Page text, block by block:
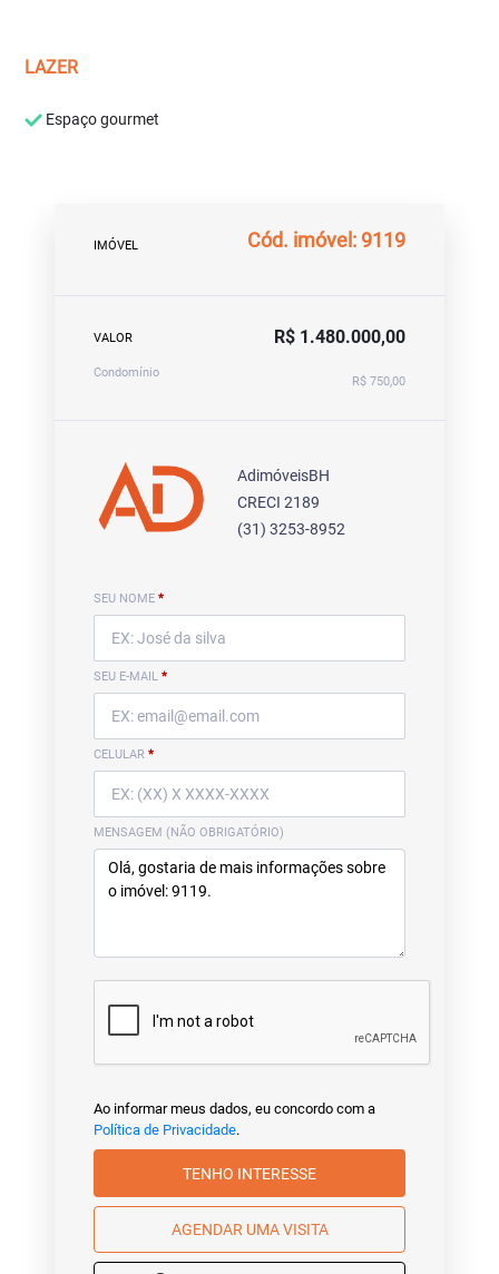
LAZER
Espaço gourmet
IMÓVEL Cód. imóvel: 9119
VALOR R$ 1.480.000,00
Condomínio
R$ 750,00
AdimóveisBH
CRECI 2189
(31) 3253-8952
SEU NOME *
SEU E-MAIL *
CELULAR *
MENSAGEM (NÃO OBRIGATÓRIO)
Ao informar meus dados, eu concordo com a
Política de Privacidade.
TENHO INTERESSE
AGENDAR UMA VISITA